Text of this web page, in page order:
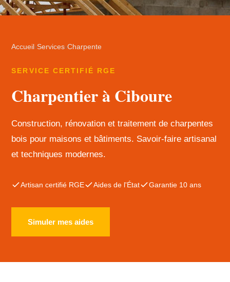
Accueil ›Services›Charpente
SERVICE CERTIFIÉ RGE
Charpentier à Ciboure
Construction, rénovation et traitement de charpentes
bois pour maisons et bâtiments. Savoir-faire artisanal
et techniques modernes.
Artisan certifié RGE Aides de l'État Garantie 10 ans
Simuler mes aides